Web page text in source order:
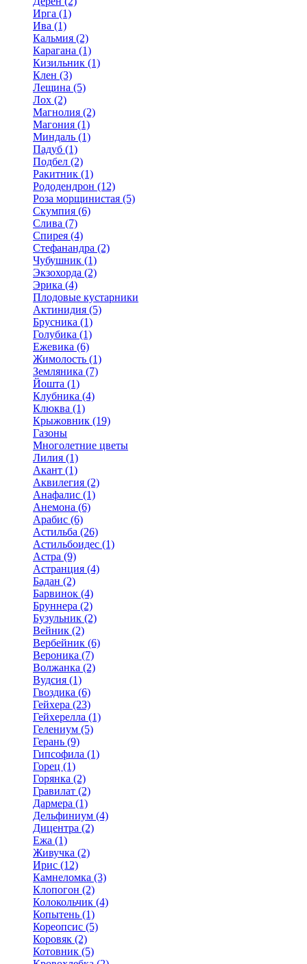
Ирга (1)
Ива (1)
Кальмия (2)
Карагана (1)
Кизильник (1)
Клен (3)
Лещина (5)
Лох (2)
Магнолия (2)
Магония (1)
Миндаль (1)
Падуб (1)
Подбел (2)
Ракитник (1)
Рододендрон (12)
Роза морщинистая (5)
Скумпия (6)
Слива (7)
Спирея (4)
Стефанандра (2)
Чубушник (1)
Экзохорда (2)
Эрика (4)
Плодовые кустарники
Актинидия (5)
Брусника (1)
Голубика (1)
Ежевика (6)
Жимолость (1)
Земляника (7)
Йошта (1)
Клубника (4)
Клюква (1)
Крыжовник (19)
Газоны
Многолетние цветы
Лилия (1)
Акант (1)
Аквилегия (2)
Анафалис (1)
Анемона (6)
Арабис (6)
Астильба (26)
Астильбоидес (1)
Астра (9)
Астранция (4)
Бадан (2)
Барвинок (4)
Бруннера (2)
Бузульник (2)
Вейник (2)
Вербейник (6)
Вероника (7)
Волжанка (2)
Вудсия (1)
Гвоздика (6)
Гейхера (23)
Гейхерелла (1)
Гелениум (5)
Герань (9)
Гипсофила (1)
Горец (1)
Горянка (2)
Гравилат (2)
Дармера (1)
Дельфиниум (4)
Дицентра (2)
Ежа (1)
Живучка (2)
Ирис (12)
Камнеломка (3)
Клопогон (2)
Колокольчик (4)
Копытень (1)
Кореопсис (5)
Коровяк (2)
Котовник (5)